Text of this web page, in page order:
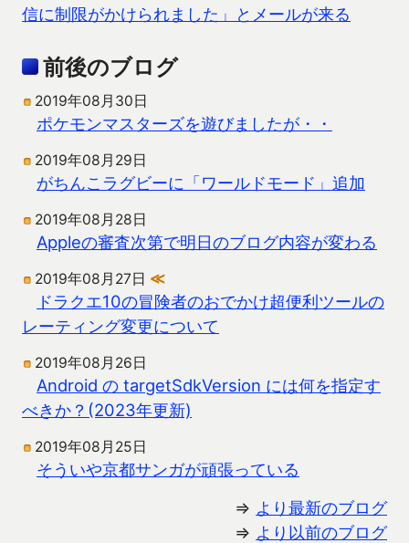
信に制限がかけられました」とメールが来る
前後のブログ
2019年08月30日
ポケモンマスターズを遊びましたが・・
2019年08月29日
がちんこラグビーに「ワールドモード」追加
2019年08月28日
Appleの審査次第で明日のブログ内容が変わる
2019年08月27日 ≪
ドラクエ10の冒険者のおでかけ超便利ツールの
レーティング変更について
2019年08月26日
Android の targetSdkVersion には何を指定す
べきか？(2023年更新)
2019年08月25日
そういや京都サンガが頑張っている
⇒ より最新のブログ
⇒ より以前のブログ